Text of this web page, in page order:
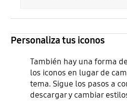
Personaliza tus iconos
También hay una forma
los iconos en lugar de
tema. Sigue los pasos a
descargar y cambiar